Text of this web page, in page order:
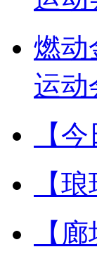
燃动
运动
【
【
【